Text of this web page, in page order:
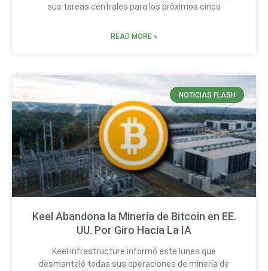
sus tareas centrales para los próximos cinco
READ MORE »
NOTICIAS FLASH
Keel Abandona la Minería de Bitcoin en EE.
UU. Por Giro Hacia La IA
Keel Infrastructure informó este lunes que
desmanteló todas sus operaciones de minería de